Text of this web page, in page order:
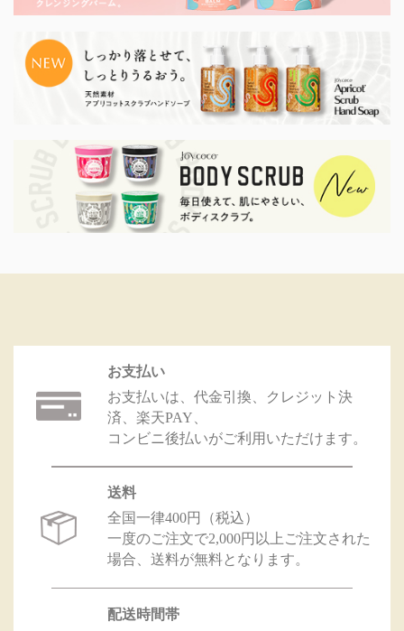
お支払い
お支払いは、代金引換、クレジット決
済、楽天PAY、
コンビニ後払いがご利用いただけます。
送料
全国一律400円（税込）
一度のご注文で2,000円以上ご注文された
場合、送料が無料となります。
配送時間帯